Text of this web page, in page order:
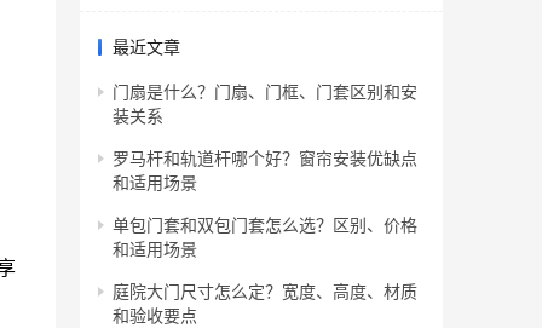
最近文章
门扇是什么？门扇、门框、门套区别和安
装关系
罗马杆和轨道杆哪个好？窗帘安装优缺点
和适用场景
单包门套和双包门套怎么选？区别、价格
和适用场景
庭院大门尺寸怎么定？宽度、高度、材质
和验收要点